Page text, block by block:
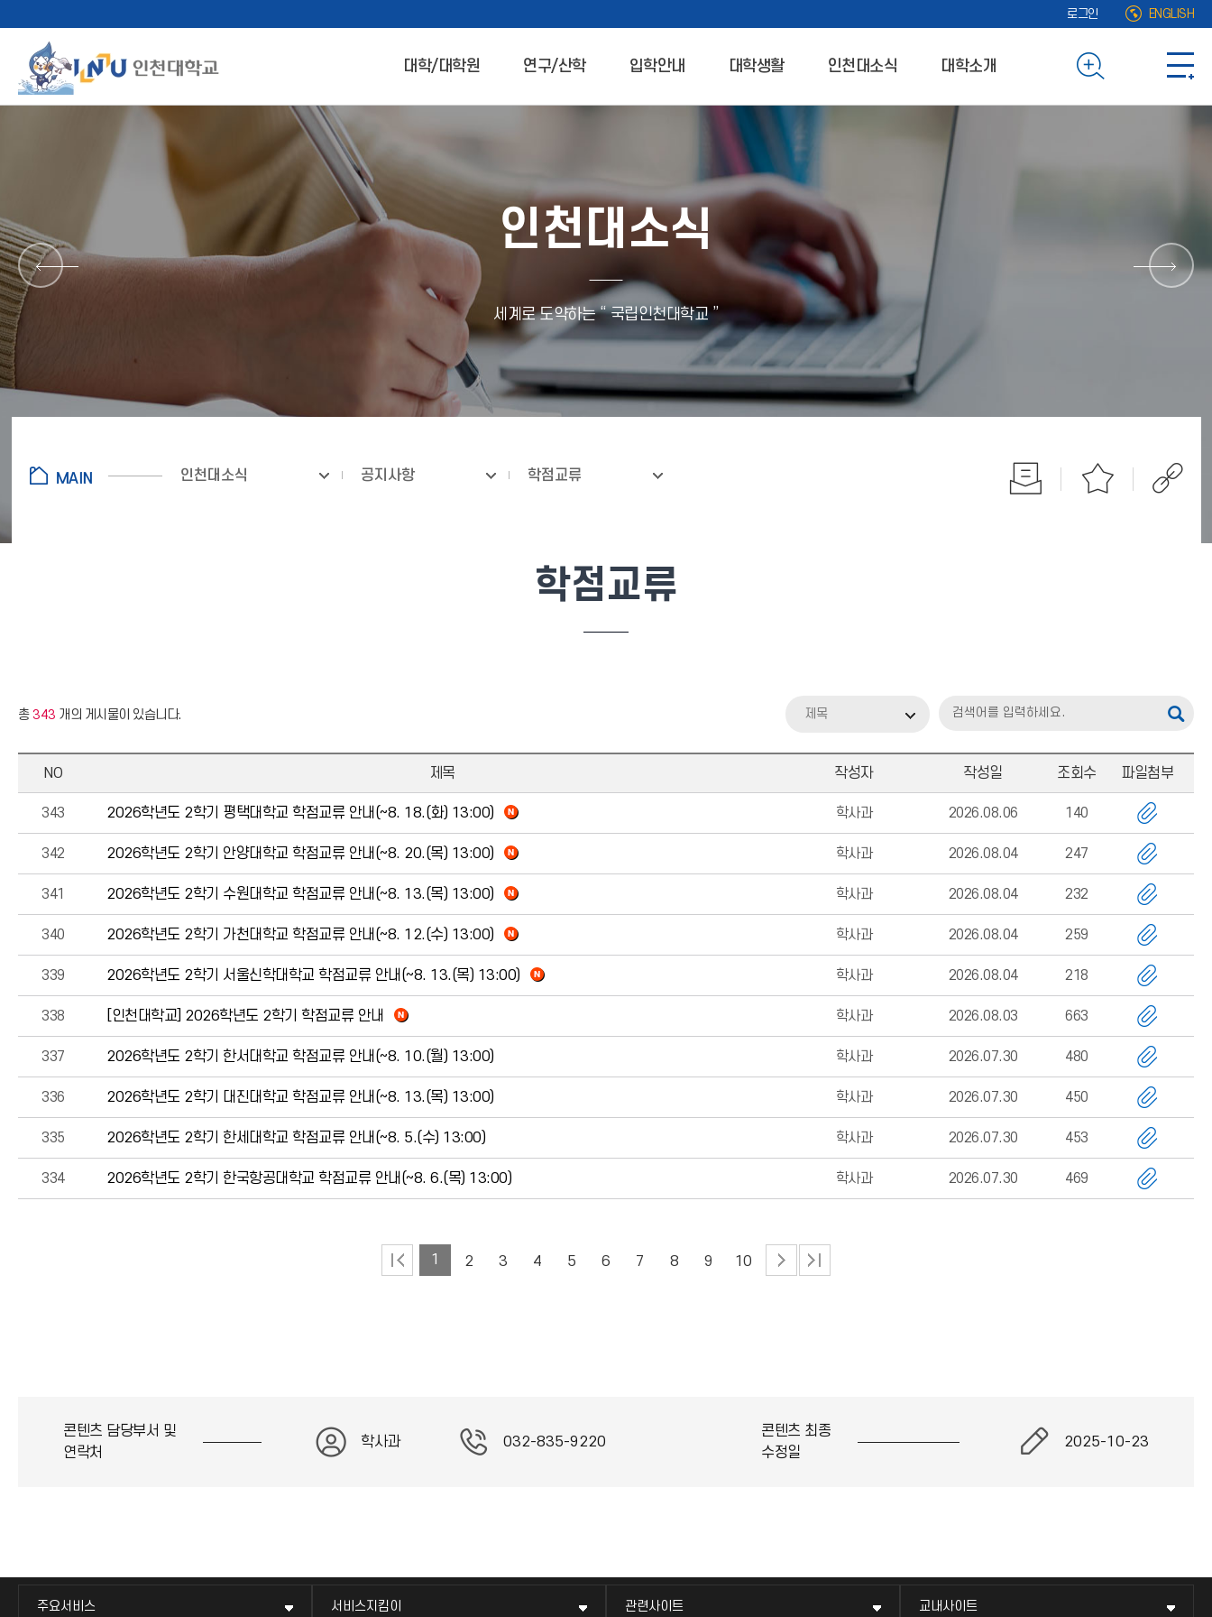
로그인 ENGLISH
대학/대학원 연구/산학 입학안내 대학생활 인천대소식 대학소개
인천대소식
세계로 도약하는 “ 국립인천대학교 ”
인천대소식 공지사항 학점교류
학점교류
총343 개의 게시물이 있습니다. 제목
NO 제목 작성자 작성일 조회수 파일첨부
343 2026학년도 2학기 평택대학교 학점교류 안내(~8. 18.(화) 13:00) 학사과 2026.08.06 140
342 2026학년도 2학기 안양대학교 학점교류 안내(~8. 20.(목) 13:00) 학사과 2026.08.04 247
341 2026학년도 2학기 수원대학교 학점교류 안내(~8. 13.(목) 13:00) 학사과 2026.08.04 232
340 2026학년도 2학기 가천대학교 학점교류 안내(~8. 12.(수) 13:00) 학사과 2026.08.04 259
339 2026학년도 2학기 서울신학대학교 학점교류 안내(~8. 13.(목) 13:00) 학사과 2026.08.04 218
338 [인천대학교] 2026학년도 2학기 학점교류 안내 학사과 2026.08.03 663
337 2026학년도 2학기 한서대학교 학점교류 안내(~8. 10.(월) 13:00) 학사과 2026.07.30 480
336 2026학년도 2학기 대진대학교 학점교류 안내(~8. 13.(목) 13:00) 학사과 2026.07.30 450
335 2026학년도 2학기 한세대학교 학점교류 안내(~8. 5.(수) 13:00) 학사과 2026.07.30 453
334 2026학년도 2학기 한국항공대학교 학점교류 안내(~8. 6.(목) 13:00) 학사과 2026.07.30 469
1 2 3 4 5 6 7 8 9 10
콘텐츠 담당부서 및
연락처
학사과 032-835-9220
콘텐츠 최종
수정일
2025-10-23
주요서비스 서비스지킴이 관련사이트 교내사이트